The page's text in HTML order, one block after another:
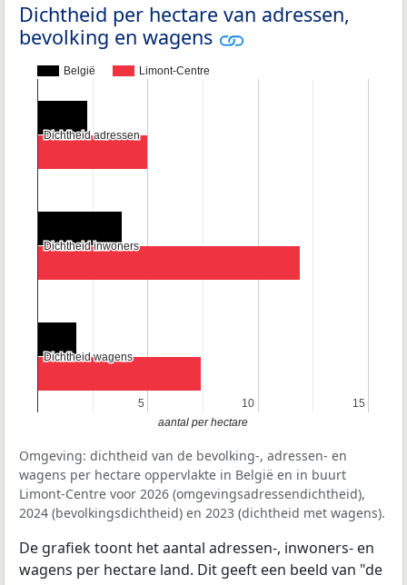
Dichtheid per hectare van adressen,
bevolking en wagens
België Limont-Centre
5
5 10
10 15
15
Dichtheid adressen
Dichtheid adressen
Dichtheid inwoners
Dichtheid inwoners
Dichtheid wagens
Dichtheid wagens
aantal per hectare
Omgeving: dichtheid van de bevolking-, adressen- en
wagens per hectare oppervlakte in België en in buurt
Limont-Centre voor 2026 (omgevingsadressendichtheid),
2024 (bevolkingsdichtheid) en 2023 (dichtheid met wagens).
De grafiek toont het aantal adressen-, inwoners- en
wagens per hectare land. Dit geeft een beeld van "de